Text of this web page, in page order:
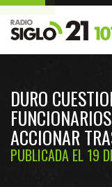
DURO
ACCIONAR
PUBLICADA EL 19